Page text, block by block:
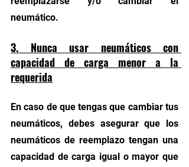
neumático.
3. Nunca usar neumáticos con
capacidad de carga menor a la
requerida
En caso de que tengas que cambiar tus
neumáticos, debes asegurar que los
neumáticos de reemplazo tengan una
capacidad de carga igual o mayor que